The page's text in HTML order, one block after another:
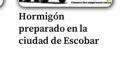
Hormigón
preparado en la
ciudad de Escobar